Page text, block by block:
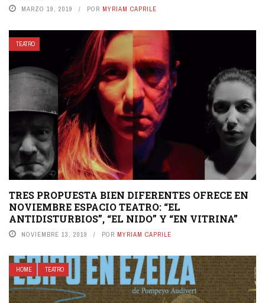
MARZO 19, 2019 POR MYRIAM CAPRILE
TEATRO
TRES PROPUESTA BIEN DIFERENTES OFRECE EN
NOVIEMBRE ESPACIO TEATRO: “EL
ANTIDISTURBIOS”, “EL NIDO” Y “EN VITRINA”
NOVIEMBRE 13, 2019 POR MYRIAM CAPRILE
HOME TEATRO